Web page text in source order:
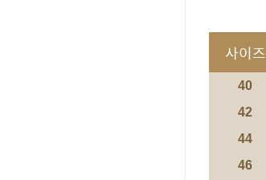
사이즈
40
42
44
46